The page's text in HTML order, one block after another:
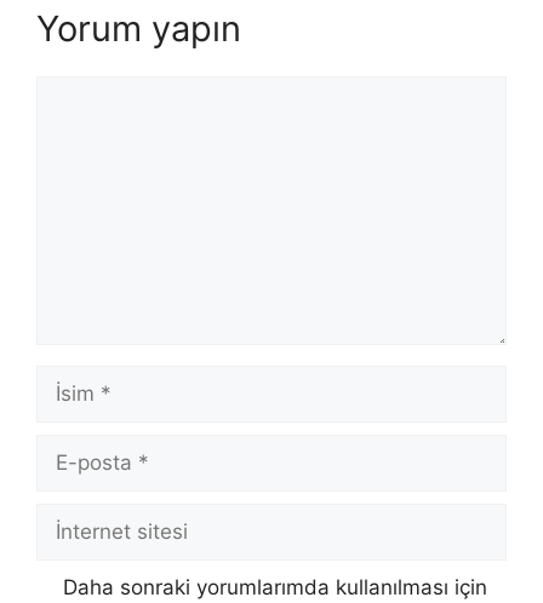
Yorum yapın
İsim
posta
İnternet
sitesi
Daha sonraki yorumlarımda kullanılması için